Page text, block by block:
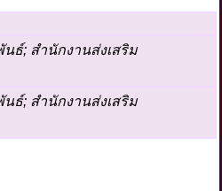
ธ์; สำนักงานส่งเสริม
ธ์; สำนักงานส่งเสริม